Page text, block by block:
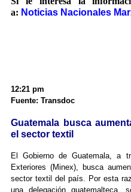
a: Noticias Nacionales
12:21 pm
Fuente: Transdoc
Guatemala busca
el sector textil
El Gobierno de Guatemala, a
Exteriores (Minex), busca
sector textil del país. Por esta
una delegación